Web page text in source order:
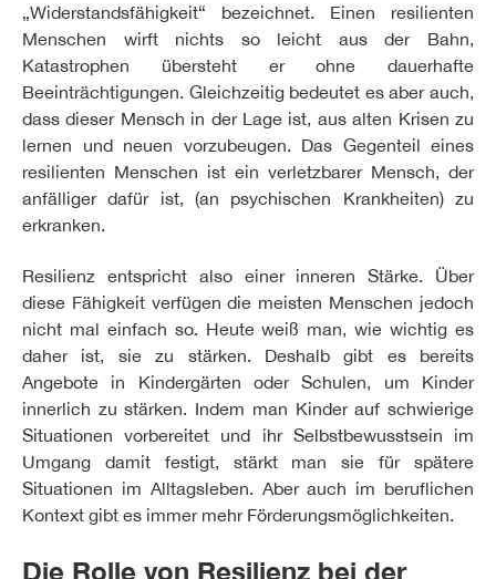
„Widerstandsfähigkeit“ bezeichnet. Einen resilienten
Menschen wirft nichts so leicht aus der Bahn,
Katastrophen übersteht er ohne dauerhafte
Beeinträchtigungen. Gleichzeitig bedeutet es aber auch,
dass dieser Mensch in der Lage ist, aus alten Krisen zu
lernen und neuen vorzubeugen. Das Gegenteil eines
resilienten Menschen ist ein verletzbarer Mensch, der
anfälliger dafür ist, (an psychischen Krankheiten) zu
erkranken.
Resilienz entspricht also einer inneren Stärke. Über
diese Fähigkeit verfügen die meisten Menschen jedoch
nicht mal einfach so. Heute weiß man, wie wichtig es
daher ist, sie zu stärken. Deshalb gibt es bereits
Angebote in Kindergärten oder Schulen, um Kinder
innerlich zu stärken. Indem man Kinder auf schwierige
Situationen vorbereitet und ihr Selbstbewusstsein im
Umgang damit festigt, stärkt man sie für spätere
Situationen im Alltagsleben. Aber auch im beruflichen
Kontext gibt es immer mehr Förderungsmöglichkeiten.
Die Rolle von Resilienz bei der